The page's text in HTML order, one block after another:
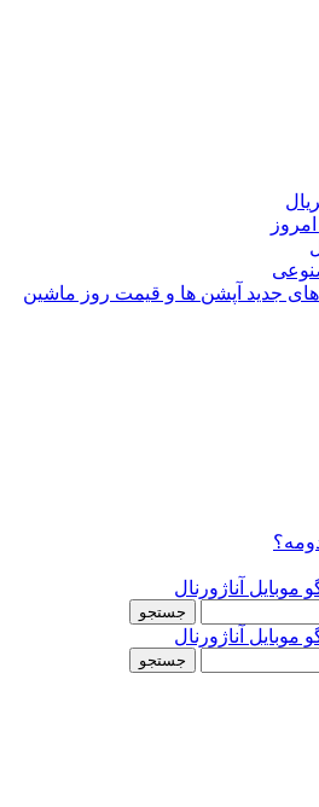
جدید آپشن‌ ها و قیمت روز ماشین‌